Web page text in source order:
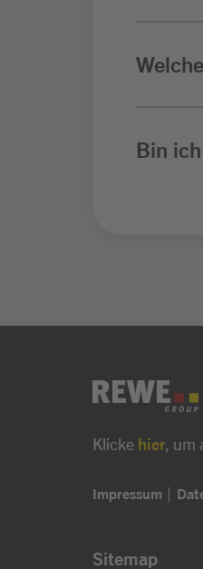
Bin
Klicke hier ,
Impressum
Sitemap